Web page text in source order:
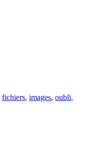
fichiers, images, oubli,